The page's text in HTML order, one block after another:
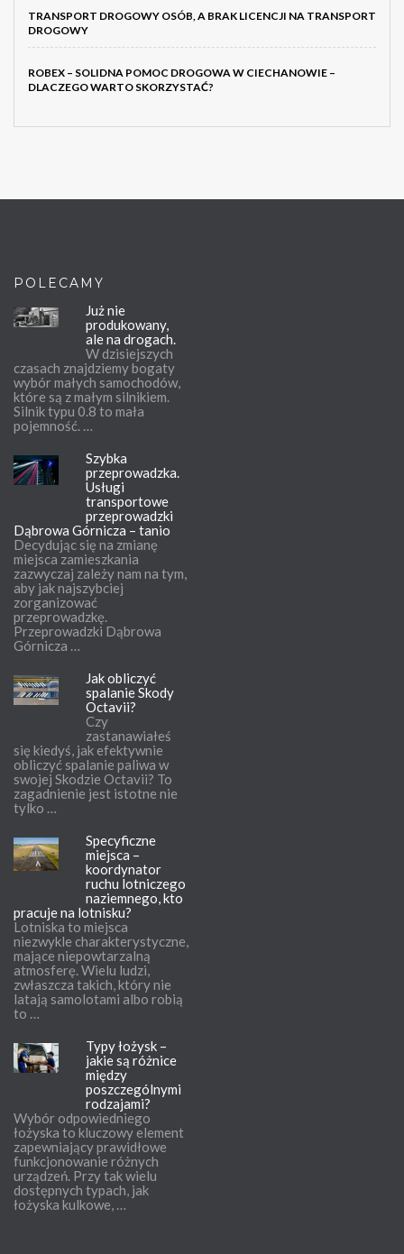
TRANSPORT DROGOWY OSÓB, A BRAK LICENCJI NA TRANSPORT
DROGOWY
ROBEX – SOLIDNA POMOC DROGOWA W CIECHANOWIE –
DLACZEGO WARTO SKORZYSTAĆ?
POLECAMY
Już nie
produkowany,
ale na drogach.
W dzisiejszych
czasach znajdziemy bogaty
wybór małych samochodów,
które są z małym silnikiem.
Silnik typu 0.8 to mała
pojemność. …
Szybka
przeprowadzka.
Usługi
transportowe
przeprowadzki
Dąbrowa Górnicza – tanio
Decydując się na zmianę
miejsca zamieszkania
zazwyczaj zależy nam na tym,
aby jak najszybciej
zorganizować
przeprowadzkę.
Przeprowadzki Dąbrowa
Górnicza …
Jak obliczyć
spalanie Skody
Octavii?
Czy
zastanawiałeś
się kiedyś, jak efektywnie
obliczyć spalanie paliwa w
swojej Skodzie Octavii? To
zagadnienie jest istotne nie
tylko …
Specyficzne
miejsca –
koordynator
ruchu lotniczego
naziemnego, kto
pracuje na lotnisku?
Lotniska to miejsca
niezwykle charakterystyczne,
mające niepowtarzalną
atmosferę. Wielu ludzi,
zwłaszcza takich, który nie
latają samolotami albo robią
to …
Typy łożysk –
jakie są różnice
między
poszczególnymi
rodzajami?
Wybór odpowiedniego
łożyska to kluczowy element
zapewniający prawidłowe
funkcjonowanie różnych
urządzeń. Przy tak wielu
dostępnych typach, jak
łożyska kulkowe, …